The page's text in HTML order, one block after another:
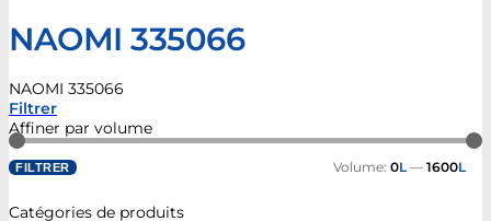
NAOMI 335066
NAOMI 335066
Filtrer
Affiner par volume
FILTRER Volume: 0L — 1600L
Catégories de produits